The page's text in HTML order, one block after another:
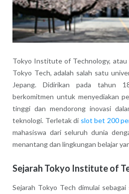
Tokyo Institute of Technology, atau
Tokyo Tech, adalah salah satu
Jepang. Didirikan pada tahun
berkomitmen untuk menyediakan
tinggi dan mendorong inovasi
teknologi. Terletak di slot bet 200
mahasiswa dari seluruh dunia
menantang dan lingkungan belajar
Sejarah Tokyo Institute of
Sejarah Tokyo Tech dimulai